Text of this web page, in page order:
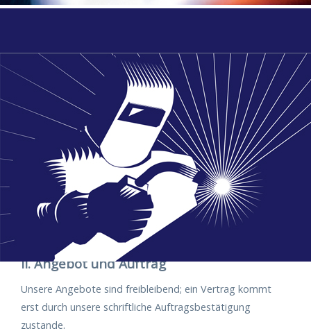
Regelungen abweichende Bestimmungen unserer
Vertragspartner sind für uns nur verbindlich, sofern sie von
uns schriftlich bestätigt werden. Die vorbehaltliche
Lieferung, Leistung von Diensten oder Entgegennahme
von Zahlungen bedeutet unsererseits kein Anerkenntnis
abweichender Bestimmungen.
Soweit diese Bedingungen mit denen des
Vertragspartners nicht übereinstimmen, ist der
Vertragspartner mit der vorrangigen Geltung dieser
Bedingungen einverstanden.
II. Angebot und Auftrag
Unsere Angebote sind freibleibend; ein Vertrag kommt
erst durch unsere schriftliche Auftragsbestätigung
zustande.